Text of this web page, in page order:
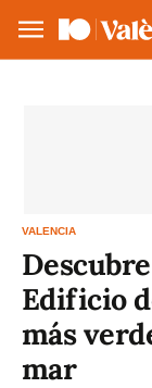
VALENCIA
Edificio
más
mar